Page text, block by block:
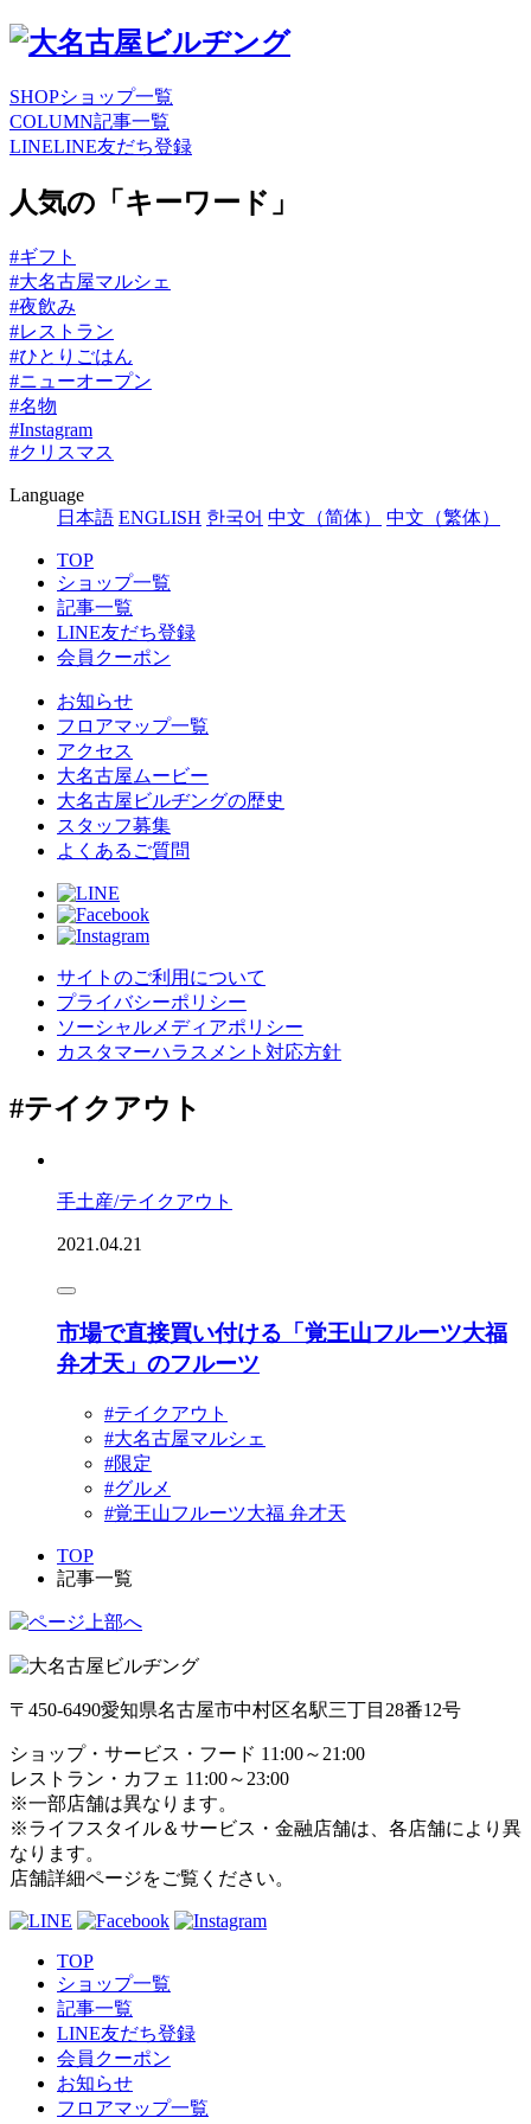
SHOPショップ一覧
COLUMN記事一覧
LINELINE友だち登録
人気の「キーワード」
#ギフト
#大名古屋マルシェ
#夜飲み
#レストラン
#ひとりごはん
#ニューオープン
#名物
#Instagram
#クリスマス
Language
日本語 ENGLISH 한국어 中文（简体） 中文（繁体）
TOP
ショップ一覧
記事一覧
LINE友だち登録
会員クーポン
お知らせ
フロアマップ一覧
アクセス
大名古屋ムービー
大名古屋ビルヂングの歴史
スタッフ募集
よくあるご質問
サイトのご利用について
プライバシーポリシー
ソーシャルメディアポリシー
カスタマーハラスメント対応方針
#テイクアウト
手土産/テイクアウト
2021.04.21
市場で直接買い付ける「覚王山フルーツ大福
弁才天」のフルーツ
#テイクアウト
#大名古屋マルシェ
#限定
#グルメ
#覚王山フルーツ大福 弁才天
TOP
記事一覧
〒450-6490愛知県名古屋市中村区名駅三丁目28番12号
ショップ・サービス・フード 11:00～21:00
レストラン・カフェ 11:00～23:00
※一部店舗は異なります。
※ライフスタイル＆サービス・金融店舗は、各店舗により異
なります。
店舗詳細ページをご覧ください。
TOP
ショップ一覧
記事一覧
LINE友だち登録
会員クーポン
お知らせ
フロアマップ一覧